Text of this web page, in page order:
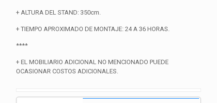
+ ALTURA DEL STAND: 350cm.
+ TIEMPO APROXIMADO DE MONTAJE: 24 A 36 HORAS.
****
+ EL MOBILIARIO ADICIONAL NO MENCIONADO PUEDE
OCASIONAR COSTOS ADICIONALES.